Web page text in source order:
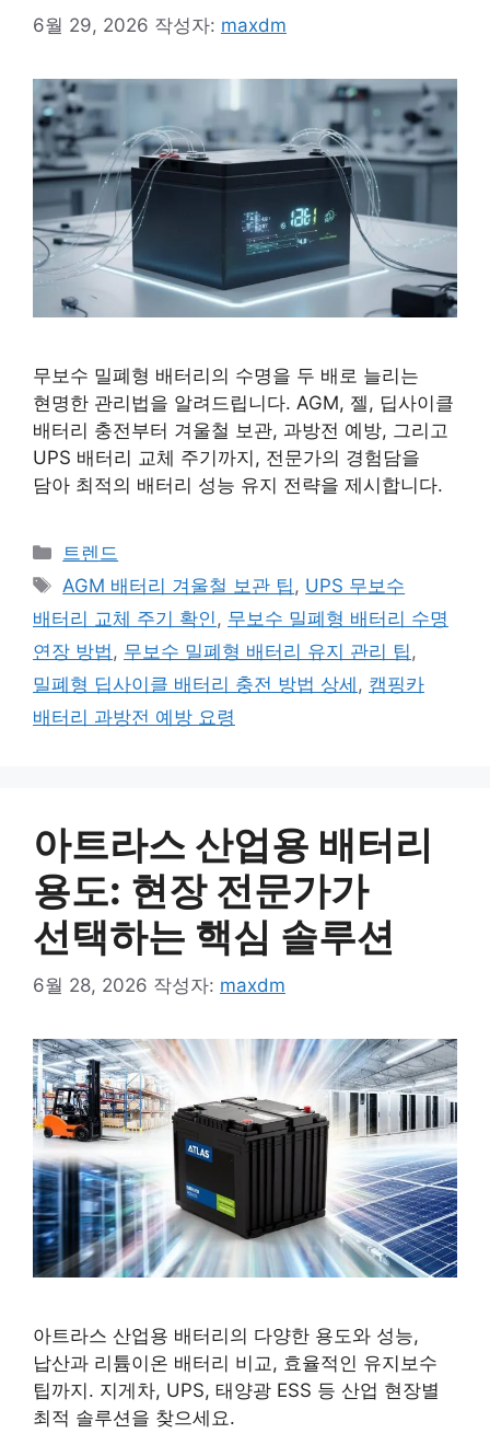
6월 29, 2026 작성자: maxdm
무보수 밀폐형 배터리의 수명을 두 배로 늘리는
현명한 관리법을 알려드립니다. AGM, 젤, 딥사이클
배터리 충전부터 겨울철 보관, 과방전 예방, 그리고
UPS 배터리 교체 주기까지, 전문가의 경험담을
담아 최적의 배터리 성능 유지 전략을 제시합니다.
카테고리
트렌드
태그
AGM 배터리 겨울철 보관 팁, UPS 무보수
배터리 교체 주기 확인, 무보수 밀폐형 배터리 수명
연장 방법, 무보수 밀폐형 배터리 유지 관리 팁,
밀폐형 딥사이클 배터리 충전 방법 상세 , 캠핑카
배터리 과방전 예방 요령
아트라스 산업용 배터리
용도: 현장 전문가가
선택하는 핵심 솔루션
6월 28, 2026 작성자: maxdm
아트라스 산업용 배터리의 다양한 용도와 성능,
납산과 리튬이온 배터리 비교, 효율적인 유지보수
팁까지. 지게차, UPS, 태양광 ESS 등 산업 현장별
최적 솔루션을 찾으세요.